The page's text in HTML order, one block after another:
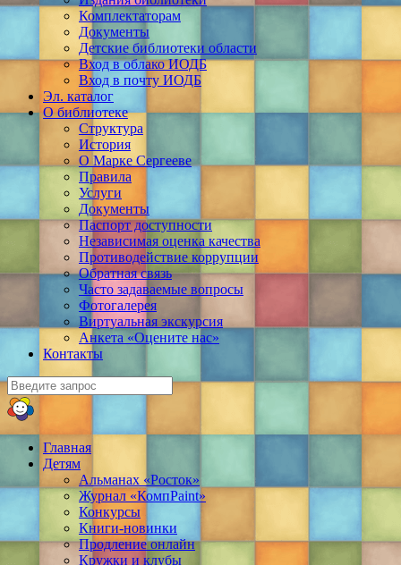
Комплектаторам
Документы
Детские библиотеки области
Вход в облако ИОДБ
Вход в почту ИОДБ
Эл. каталог
О библиотеке
Структура
История
О Марке Сергееве
Правила
Услуги
Документы
Паспорт доступности
Независимая оценка качества
Противодействие коррупции
Обратная связь
Часто задаваемые вопросы
Фотогалерея
Виртуальная экскурсия
Анкета «Оцените нас»
Контакты
Главная
Детям
Альманах «Росток»
Журнал «КомпPaint»
Конкурсы
Книги-новинки
Продление онлайн
Кружки и клубы